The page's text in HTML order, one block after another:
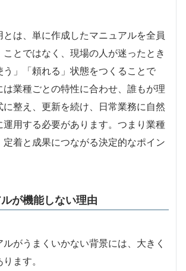
とは、単に作成したマニュアルを全員
ことではなく、現場の人が迷ったとき
う」「頼れる」状態をつくることで
業種ごとの特性に合わせ、誰もが理
整え、更新を続け、日常業務に自然
運用する必要があります。つまり業種
定着と成果につながる決定的なポイン
が機能しない理由
がうまくいかない背景には、大きく
ます。